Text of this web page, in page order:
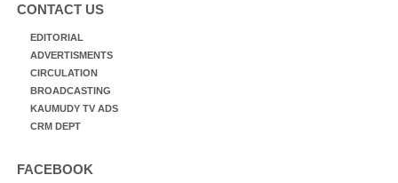
CONTACT US
EDITORIAL
ADVERTISMENTS
CIRCULATION
BROADCASTING
KAUMUDY TV ADS
CRM DEPT
FACEBOOK